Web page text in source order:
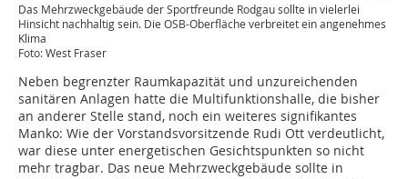
Das Mehrzweck­gebäude der Sportfreunde Rodgau sollte in vielerlei
Hinsicht nachhaltig sein. Die OSB-Oberfläche verbreitet ein angenehmes
Klima
Foto: West Fraser
Neben begrenzter Raumkapazität und unzureichenden
sanitären Anlagen hatte die Multi­funktionshalle, die bisher
an anderer Stelle stand, noch ein weiteres signifikantes
Manko: Wie der ­Vorstandsvorsitzende Rudi Ott verdeutlicht,
war diese unter energetischen Gesichtspunkten so nicht
mehr ­tragbar. Das neue Mehrzweckgebäude sollte in